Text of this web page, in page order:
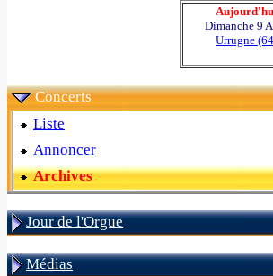
Dimanche 9
Urrugne
Concerts
Liste
Annoncer
Archives
Jour de l'Orgue
Médias